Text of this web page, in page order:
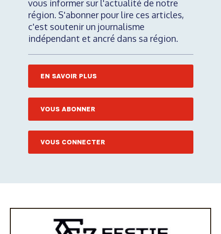
vous informer sur l'actualité de notre
région. S'abonner pour lire ces articles,
c'est soutenir un journalisme
indépendant et ancré dans sa région.
EN SAVOIR PLUS
VOUS ABONNER
VOUS CONNECTER